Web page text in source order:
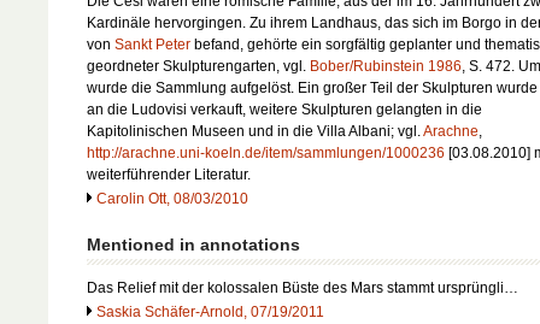
Kardinäle hervorgingen. Zu ihrem Landhaus, das sich im Borgo in
von Sankt Peter befand, gehörte ein sorgfältig geplanter und
geordneter Skulpturengarten, vgl. Bober/Rubinstein 1986, S. 472.
wurde die Sammlung aufgelöst. Ein großer Teil der Skulpturen
an die Ludovisi verkauft, weitere Skulpturen gelangten in die
Kapitolinischen Museen und in die Villa Albani; vgl.Arachne,
http://arachne.uni-koeln.de/item/sammlungen/1000236 [03.08.2010]
weiterführender Literatur.
Carolin Ott, 08/03/2010
Mentioned in annotations
Das Relief mit der kolossalen Büste des Mars stammt ursprüngli…
Saskia Schäfer-Arnold, 07/19/2011